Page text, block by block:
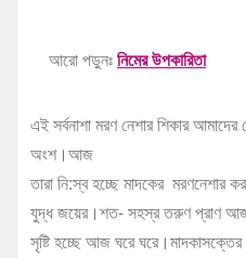
আরো পড়ুনঃনিমের উপকারিতা
এই সর্বনাশা মরণ নেশার শিকার
অংশ।আজ
তারা নি:স্ব হচ্ছে মাদকের মরণনেশার
যুদ্ধ জয়ের।শত- সহস্র তরুণ প্রাণ আজ
সৃষ্টি হচ্ছে আজ ঘরে